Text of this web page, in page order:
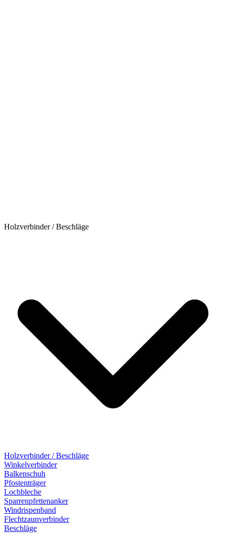
Holzverbinder / Beschläge
Holzverbinder / Beschläge
Winkelverbinder
Balkenschuh
Pfostenträger
Lochbleche
Sparrenpfettenanker
Windrispenband
Flechtzaunverbinder
Beschläge